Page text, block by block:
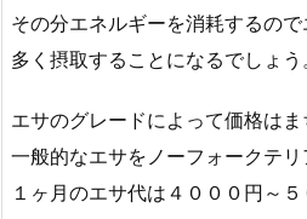
その分エネルギーを消耗するの
多く摂取することになるでしょう
エサのグレードによって価格は
一般的なエサをノーフォークテ
１ヶ月のエサ代は４０００円～５